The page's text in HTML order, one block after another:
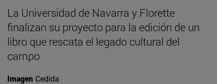
La Universidad de Navarra y Florette
finalizan su proyecto para la edición de un
libro que rescata el legado cultural del
campo
Imagen Cedida